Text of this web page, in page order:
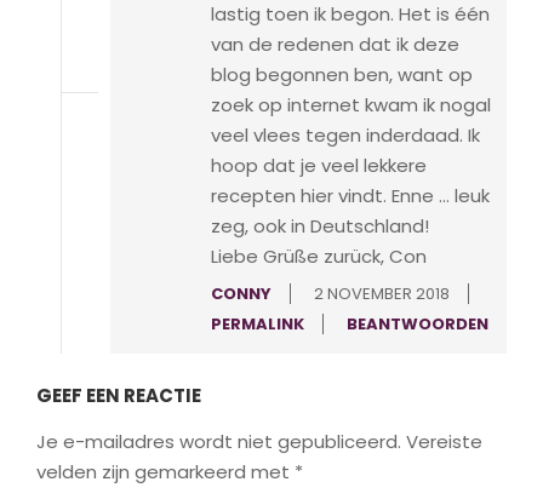
lastig toen ik begon. Het is één
van de redenen dat ik deze
blog begonnen ben, want op
zoek op internet kwam ik nogal
veel vlees tegen inderdaad. Ik
hoop dat je veel lekkere
recepten hier vindt. Enne … leuk
zeg, ook in Deutschland!
Liebe Grüße zurück, Con
CONNY
2 NOVEMBER 2018
PERMALINK
BEANTWOORDEN
GEEF EEN REACTIE
Je e-mailadres wordt niet gepubliceerd. Vereiste
velden zijn gemarkeerd met *